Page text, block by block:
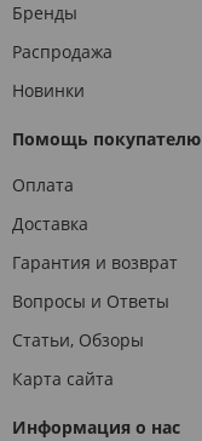
Бренды
Распродажа
Новинки
Помощь покупателю
Оплата
Доставка
Гарантия и возврат
Вопросы и Ответы
Статьи, Обзоры
Карта сайта
Информация о нас